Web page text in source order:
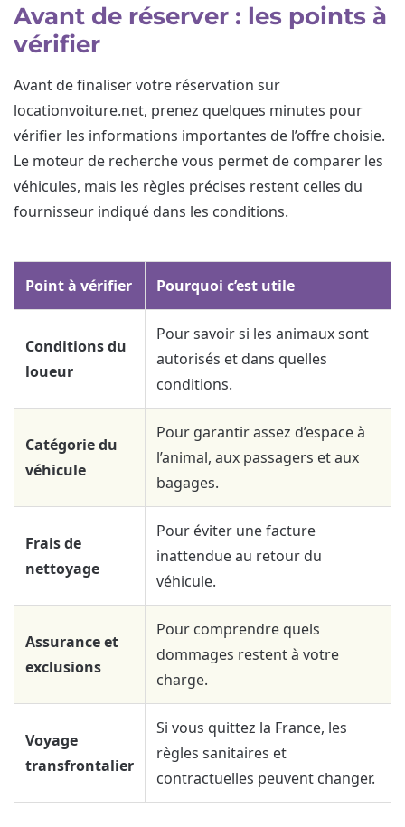
Avant de réserver : les points à
vérifier
Avant de finaliser votre réservation sur
locationvoiture.net, prenez quelques minutes pour
vérifier les informations importantes de l’offre choisie.
Le moteur de recherche vous permet de comparer les
véhicules, mais les règles précises restent celles du
fournisseur indiqué dans les conditions.
Point à vérifier Pourquoi c’est utile
Conditions du
loueur
Pour savoir si les animaux sont
autorisés et dans quelles
conditions.
Catégorie du
véhicule
Pour garantir assez d’espace à
l’animal, aux passagers et aux
bagages.
Frais de
nettoyage
Pour éviter une facture
inattendue au retour du
véhicule.
Assurance et
exclusions
Pour comprendre quels
dommages restent à votre
charge.
Voyage
transfrontalier
Si vous quittez la France, les
règles sanitaires et
contractuelles peuvent changer.